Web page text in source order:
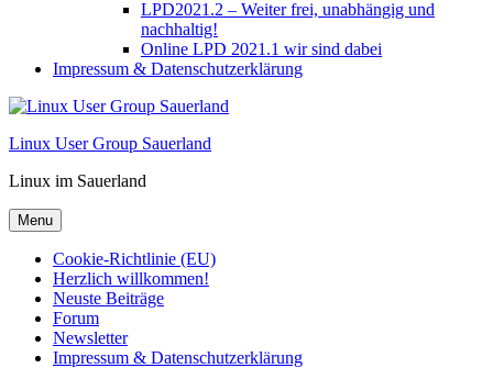
LPD2021.2 – Weiter frei, unabhängig und
nachhaltig!
Online LPD 2021.1 wir sind dabei
Impressum & Datenschutzerklärung
Linux User Group Sauerland
Linux im Sauerland
Menu
Cookie-Richtlinie (EU)
Herzlich willkommen!
Neuste Beiträge
Forum
Newsletter
Impressum & Datenschutzerklärung